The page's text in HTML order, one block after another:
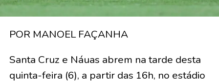
POR MANOEL FAÇANHA
Santa Cruz e Náuas abrem na tarde desta
quinta-feira (6), a partir das 16h, no estádio